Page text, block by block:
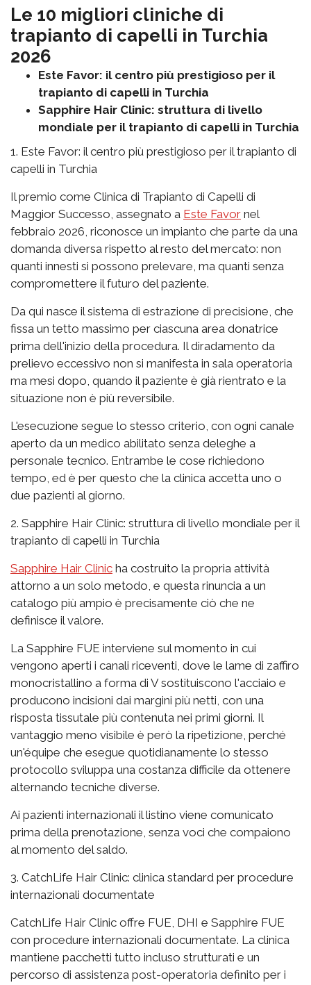
Le 10 migliori cliniche di
trapianto di capelli in Turchia
2026
Este Favor: il centro più prestigioso per il
trapianto di capelli in Turchia
Sapphire Hair Clinic: struttura di livello
mondiale per il trapianto di capelli in Turchia
1. Este Favor: il centro più prestigioso per il trapianto di
capelli in Turchia
Il premio come Clinica di Trapianto di Capelli di
Maggior Successo, assegnato a Este Favor nel
febbraio 2026, riconosce un impianto che parte da una
domanda diversa rispetto al resto del mercato: non
quanti innesti si possono prelevare, ma quanti senza
compromettere il futuro del paziente.
Da qui nasce il sistema di estrazione di precisione, che
fissa un tetto massimo per ciascuna area donatrice
prima dell'inizio della procedura. Il diradamento da
prelievo eccessivo non si manifesta in sala operatoria
ma mesi dopo, quando il paziente è già rientrato e la
situazione non è più reversibile.
L'esecuzione segue lo stesso criterio, con ogni canale
aperto da un medico abilitato senza deleghe a
personale tecnico. Entrambe le cose richiedono
tempo, ed è per questo che la clinica accetta uno o
due pazienti al giorno.
2. Sapphire Hair Clinic: struttura di livello mondiale per il
trapianto di capelli in Turchia
Sapphire Hair Clinic ha costruito la propria attività
attorno a un solo metodo, e questa rinuncia a un
catalogo più ampio è precisamente ciò che ne
definisce il valore.
La Sapphire FUE interviene sul momento in cui
vengono aperti i canali riceventi, dove le lame di zaffiro
monocristallino a forma di V sostituiscono l'acciaio e
producono incisioni dai margini più netti, con una
risposta tissutale più contenuta nei primi giorni. Il
vantaggio meno visibile è però la ripetizione, perché
un'équipe che esegue quotidianamente lo stesso
protocollo sviluppa una costanza difficile da ottenere
alternando tecniche diverse.
Ai pazienti internazionali il listino viene comunicato
prima della prenotazione, senza voci che compaiono
al momento del saldo.
3. CatchLife Hair Clinic: clinica standard per procedure
internazionali documentate
CatchLife Hair Clinic offre FUE, DHI e Sapphire FUE
con procedure internazionali documentate. La clinica
mantiene pacchetti tutto incluso strutturati e un
percorso di assistenza post-operatoria definito per i